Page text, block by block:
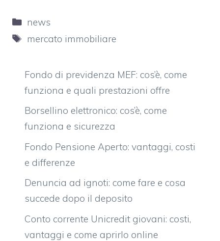
Categorie
news
Tag
mercato immobiliare
Fondo di previdenza MEF: cos’è, come
funziona e quali prestazioni offre
Borsellino elettronico: cos’è, come
funziona e sicurezza
Fondo Pensione Aperto: vantaggi, costi
e differenze
Denuncia ad ignoti: come fare e cosa
succede dopo il deposito
Conto corrente Unicredit giovani: costi,
vantaggi e come aprirlo online